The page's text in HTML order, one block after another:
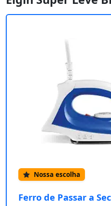
Nossa escolha
Ferro de Passar a